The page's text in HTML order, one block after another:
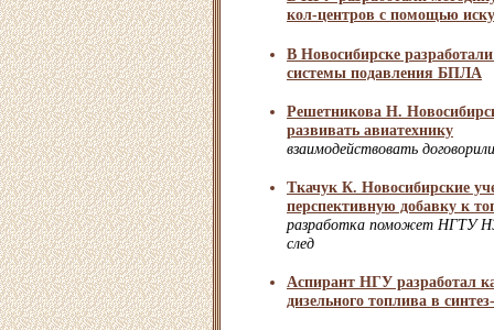
кол-центров с помощью
В Новосибирске
системы подавления БПЛА
Решетникова Н.
развивать авиатехнику
взаимодействовать
Ткачук К. Новосибирские
перспективную добавку к
разработка поможет НГТУ
след
Аспирант НГУ разработал
дизельного топлива в